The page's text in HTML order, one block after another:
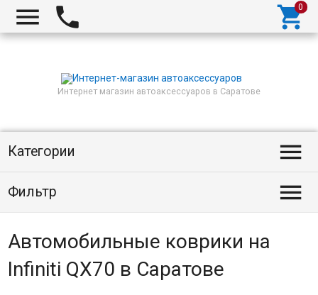
  
Интернет магазин автоаксессуаров в Саратове
Категории 
Фильтр 
Автомобильные коврики на
Infiniti QX70 в Саратове